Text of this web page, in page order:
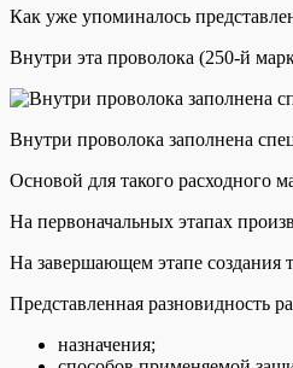
Как уже упоминалось
Внутри эта проволока (250-й
Внутри проволока заполнена
Основой для такого расходного
На первоначальных этапах
На завершающем этапе создания
Представленная разновидность
назначения;